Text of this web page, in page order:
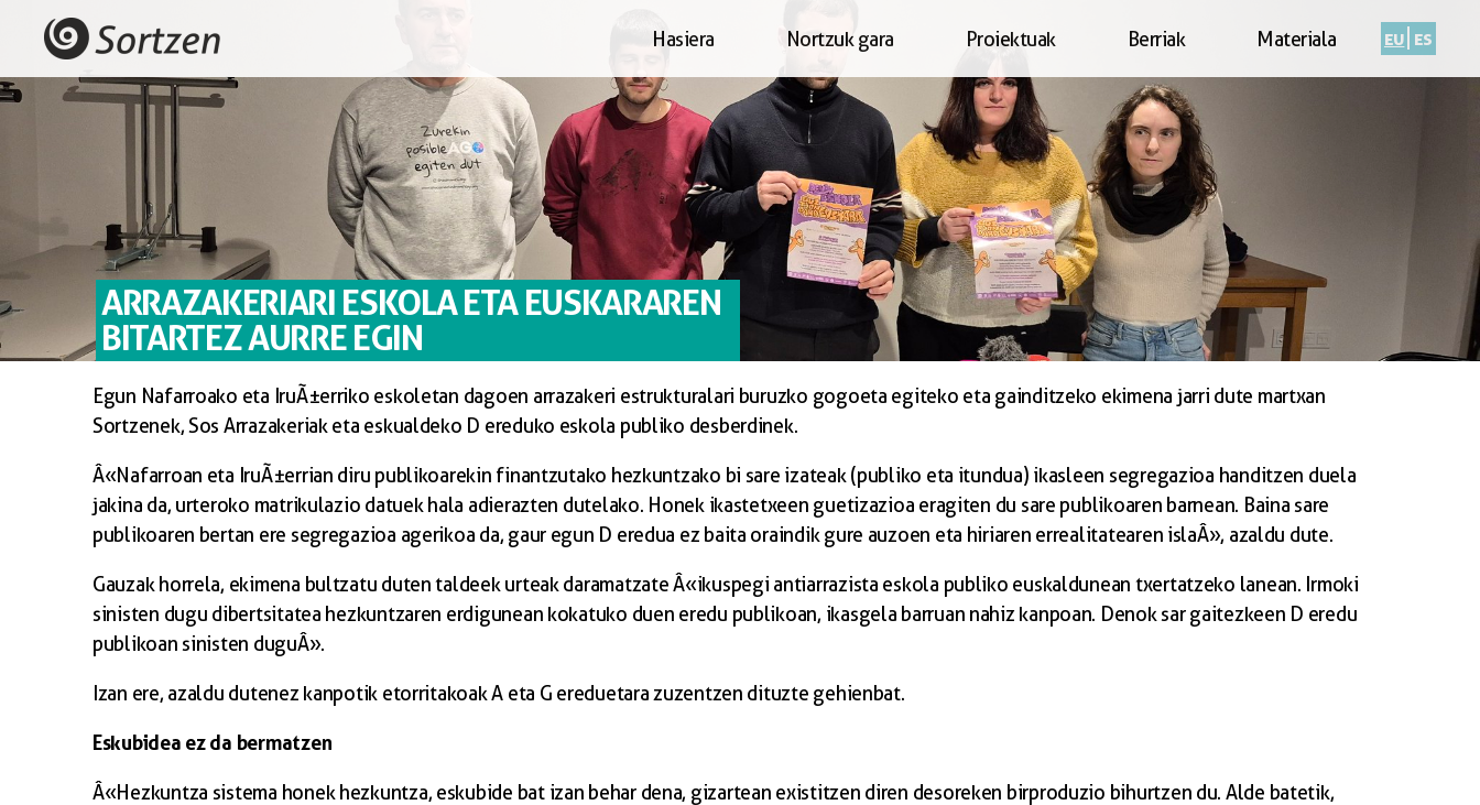
Hasiera Nortzuk gara Proiektuak Berriak Materiala eu es
ARRAZAKERIARI ESKOLA ETA EUSKARAREN
BITARTEZ AURRE EGIN
Egun Nafarroako eta IruÃ±erriko eskoletan dagoen arrazakeri estrukturalari buruzko gogoeta egiteko eta gainditzeko ekimena jarri dute martxan
Sortzenek, Sos Arrazakeriak eta eskualdeko D ereduko eskola publiko desberdinek.
Â«Nafarroan eta IruÃ±errian diru publikoarekin finantzutako hezkuntzako bi sare izateak (publiko eta itundua) ikasleen segregazioa handitzen duela
jakina da, urteroko matrikulazio datuek hala adierazten dutelako. Honek ikastetxeen guetizazioa eragiten du sare publikoaren barnean. Baina sare
publikoaren bertan ere segregazioa agerikoa da, gaur egun D eredua ez baita oraindik gure auzoen eta hiriaren errealitatearen islaÂ», azaldu dute.
Gauzak horrela, ekimena bultzatu duten taldeek urteak daramatzate Â«ikuspegi antiarrazista eskola publiko euskaldunean txertatzeko lanean. Irmoki
sinisten dugu dibertsitatea hezkuntzaren erdigunean kokatuko duen eredu publikoan, ikasgela barruan nahiz kanpoan. Denok sar gaitezkeen D eredu
publikoan sinisten duguÂ».
Izan ere, azaldu dutenez kanpotik etorritakoak A eta G ereduetara zuzentzen dituzte gehienbat.
Eskubidea ez da bermatzen
Â«Hezkuntza sistema honek hezkuntza, eskubide bat izan behar dena, gizartean existitzen diren desoreken birproduzio bihurtzen du. Alde batetik,